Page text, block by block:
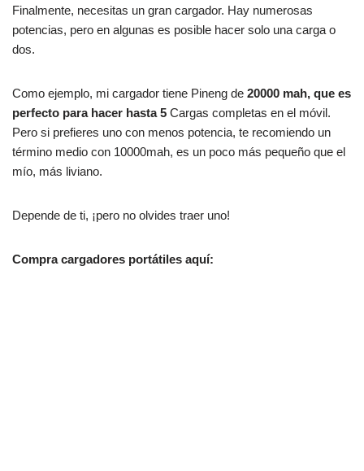
Finalmente, necesitas un gran cargador. Hay numerosas
potencias, pero en algunas es posible hacer solo una carga o
dos.
Como ejemplo, mi cargador tiene Pineng de 20000 mah, que es
perfecto para hacer hasta 5 Cargas completas en el móvil.
Pero si prefieres uno con menos potencia, te recomiendo un
término medio con 10000mah, es un poco más pequeño que el
mío, más liviano.
Depende de ti, ¡pero no olvides traer uno!
Compra cargadores portátiles aquí: